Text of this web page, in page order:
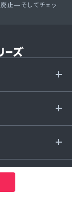
止—そしてチェッ